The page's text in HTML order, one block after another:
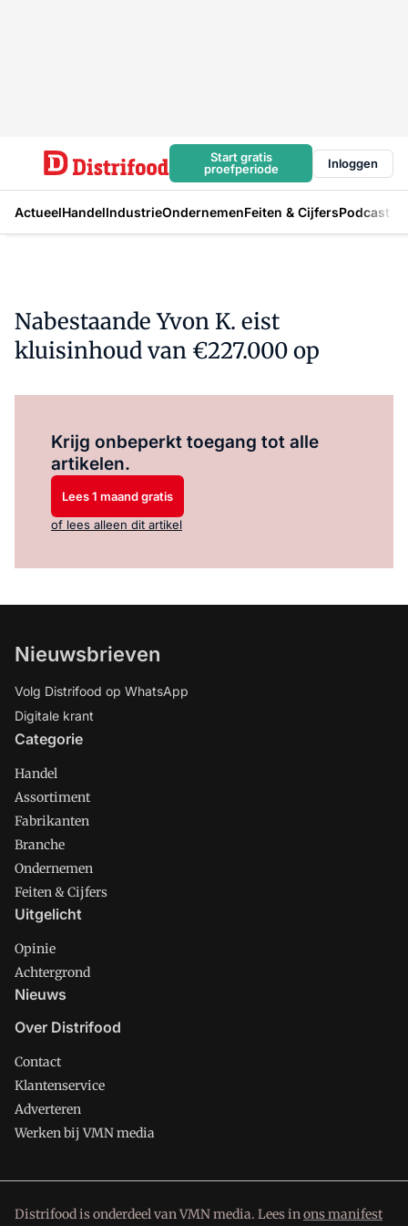
Start gratis
proefperiode
Inloggen
ActueelHandelIndustrieOndernemenFeiten & CijfersPodcast
Nabestaande Yvon K. eist
kluisinhoud van €227.000 op
Krijg onbeperkt toegang tot alle
artikelen.
Lees 1 maand gratis
of lees alleen dit artikel
Nieuwsbrieven
Volg Distrifood op WhatsApp
Digitale krant
Categorie
Handel
Assortiment
Fabrikanten
Branche
Ondernemen
Feiten & Cijfers
Uitgelicht
Opinie
Achtergrond
Nieuws
Over Distrifood
Contact
Klantenservice
Adverteren
Werken bij VMN media
Distrifood is onderdeel van VMN media. Lees inons manifest